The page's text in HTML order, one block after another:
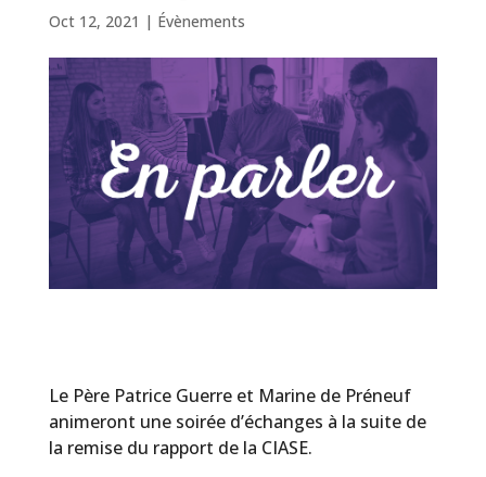
Oct 12, 2021 | Évènements
Le Père Patrice Guerre et Marine de Préneuf
animeront une soirée d’échanges à la suite de
la remise du rapport de la CIASE.